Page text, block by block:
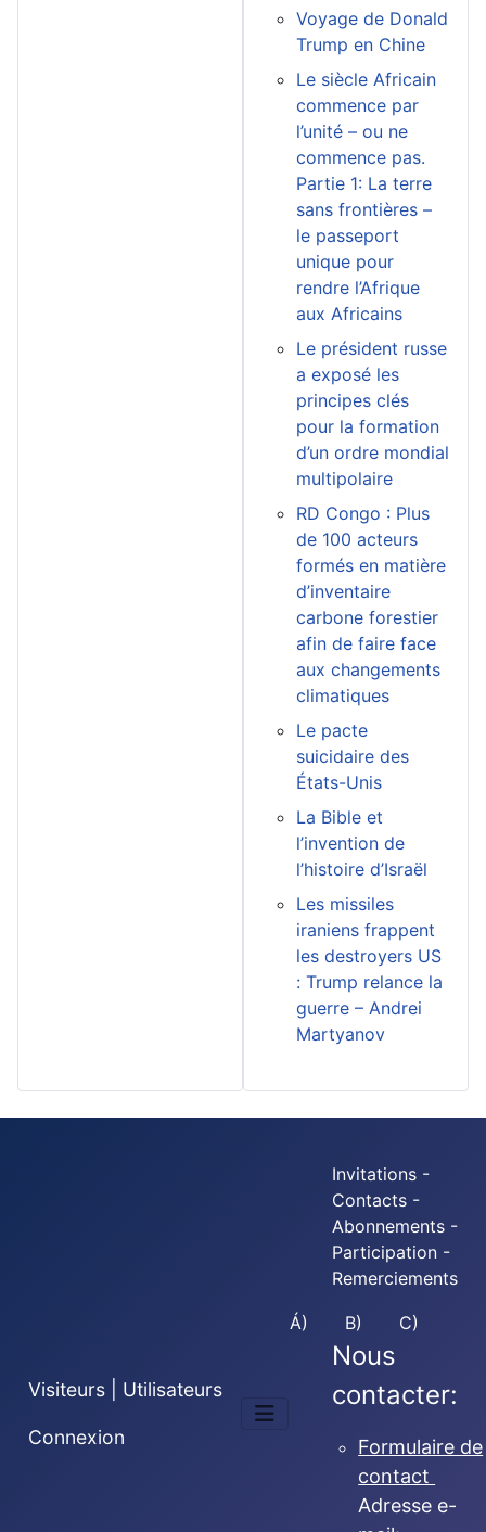
Voyage de Donald
Trump en Chine
Le siècle Africain
commence par
l’unité – ou ne
commence pas.
Partie 1: La terre
sans frontières –
le passeport
unique pour
rendre l’Afrique
aux Africains
Le président russe
a exposé les
principes clés
pour la formation
d’un ordre mondial
multipolaire
RD Congo : Plus
de 100 acteurs
formés en matière
d’inventaire
carbone forestier
afin de faire face
aux changements
climatiques
Le pacte
suicidaire des
États-Unis
La Bible et
l’invention de
l’histoire d’Israël
Les missiles
iraniens frappent
les destroyers US
: Trump relance la
guerre – Andrei
Martyanov
Visiteurs | Utilisateurs
Connexion
Invitations -
Contacts -
Abonnements -
Participation -
Remerciements
Á) B) C)
Nous
contacter:
Formulaire de
contact
Adresse e-